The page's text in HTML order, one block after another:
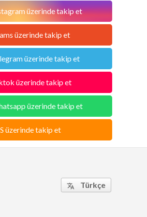
üzerinde takip et
üzerinde takip et
üzerinde takip et
üzerinde takip et
üzerinde takip et
üzerinde takip et
 Türkçe